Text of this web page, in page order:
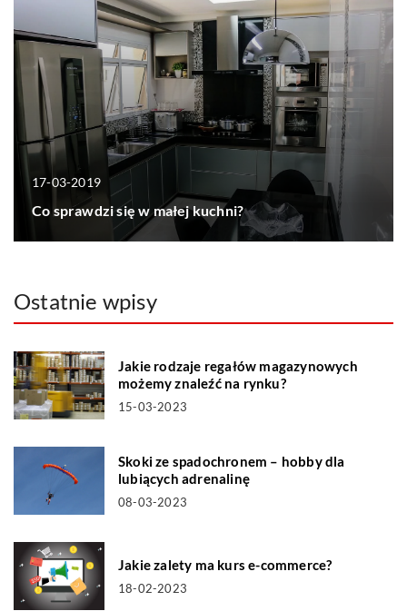
17-03-2019
Co sprawdzi się w małej kuchni?
Ostatnie wpisy
Jakie rodzaje regałów magazynowych
możemy znaleźć na rynku?
15-03-2023
Skoki ze spadochronem – hobby dla
lubiących adrenalinę
08-03-2023
Jakie zalety ma kurs e-commerce?
18-02-2023